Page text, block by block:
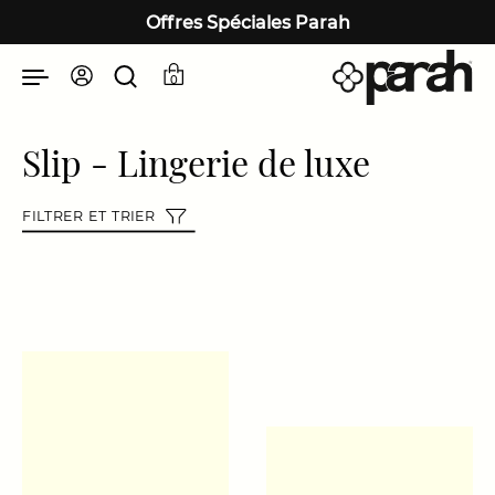
Offres Spéciales Parah
0
Slip - Lingerie de luxe
FILTRER ET TRIER